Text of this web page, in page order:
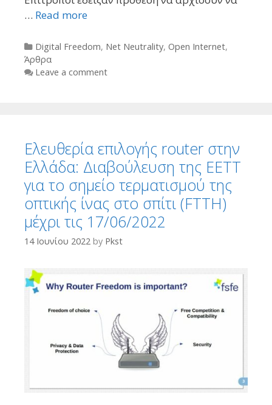
… Read more
Categories
Digital Freedom, Net Neutrality, Open Internet,
Άρθρα
Leave a comment
Ελευθερία επιλογής router στην
Ελλάδα: Διαβούλευση της ΕΕΤΤ
για το σημείο τερματισμού της
οπτικής ίνας στο σπίτι (FTTH)
μέχρι τις 17/06/2022
14 Ιουνίου 2022 by Pkst